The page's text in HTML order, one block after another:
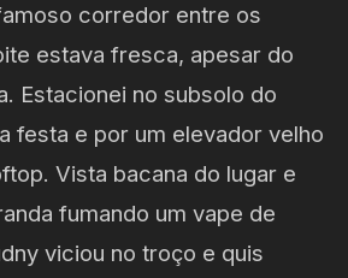
corredor entre os
estava fresca, apesar do
Estacionei no subsolo do
festa e por um elevador velho
Vista bacana do lugar e
fumando um vape de
viciou no troço e quis